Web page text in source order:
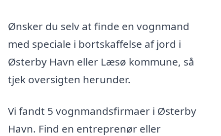
Ønsker du selv at finde en vognmand
med speciale i bortskaffelse af jord i
Østerby Havn eller Læsø kommune, så
tjek oversigten herunder.
Vi fandt 5 vognmandsfirmaer i Østerby
Havn. Find en entreprenør eller